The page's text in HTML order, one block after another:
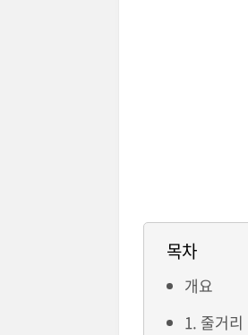
목차
개요
1. 줄거리